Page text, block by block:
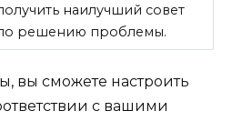
наилучший совет
решению проблемы.
вы сможете настроить
с вашими